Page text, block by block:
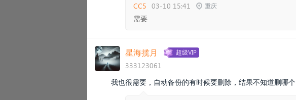
CC5 03-10 15:41 重庆
需要
星海揽月 超级VIP
333123061
我也很需要，自动备份的有时候要删除，结果不知道删哪个